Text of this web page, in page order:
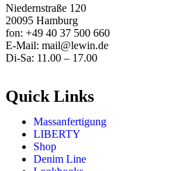
Niedernstraße 120
20095 Hamburg
fon: +49 40 37 500 660
E-Mail: mail@lewin.de
Di-Sa: 11.00 – 17.00
Quick Links
Massanfertigung
LIBERTY
Shop
Denim Line